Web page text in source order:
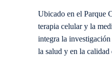
Ubicado en el Parque
terapia celular y la
integra la
la salud y en la calidad